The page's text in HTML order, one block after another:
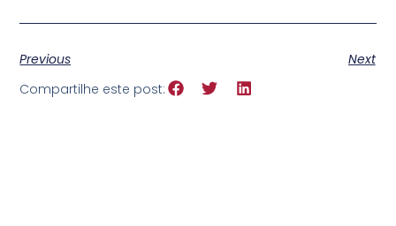
Previous
Next
Compartilhe este post: